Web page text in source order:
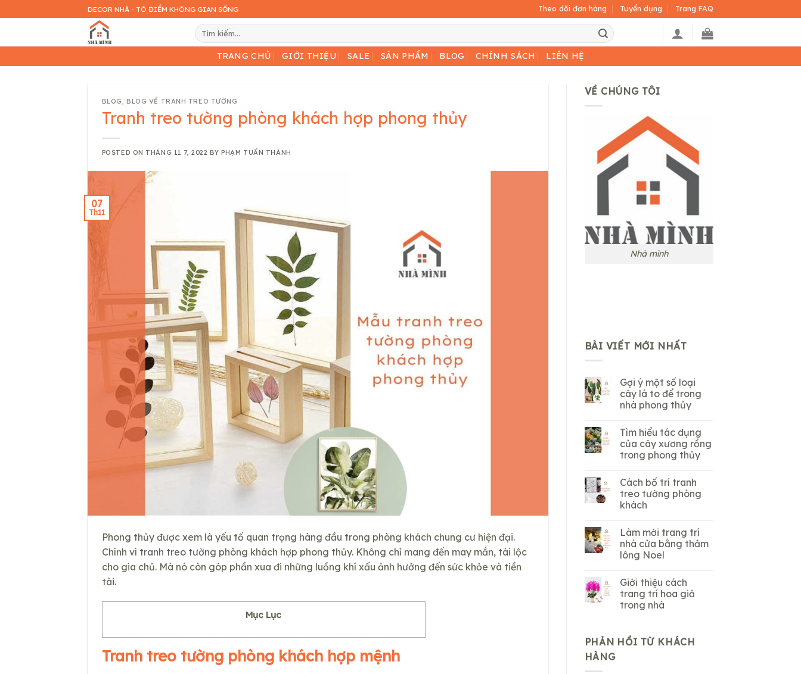
to
DECOR NHÀ - TÔ ĐIỂM KHÔNG GIAN SỐNG Theo dõi đơn hàng Tuyển dụng Trang FAQ
Tìm
kiếm:
TRANG CHỦ GIỚI THIỆU SALE SẢN PHẨM BLOG CHÍNH SÁCH LIÊN HỆ
BLOG BLOG VỀ TRANH TREO TƯỜNG
Tranh treo tường phòng khách hợp phong thủy
POSTED ON THÁNG 11 7, 2022 BYPHẠM TUẤN THÀNH
07
Th11
Phong thủy được xem là yếu tố quan trọng hàng đầu trong phòng khách chung cư hiện đại.
Chính vì tranh treo tường phòng khách hợp phong thủy. Không chỉ mang đến may mắn, tài lộc
cho gia chủ. Mà nó còn góp phần xua đi những luồng khí xấu ảnh hưởng đến sức khỏe và tiền
tài.
Mục Lục
Tranh treo tường phòng khách hợp mệnh
VỀ CHÚNG TÔI
Nhà mình
BÀI VIẾT MỚI NHẤT
Gợi ý một số loại
cây lá to để trong
nhà phong thủy
Tìm hiểu tác dụng
của cây xương rồng
trong phong thủy
Cách bố trí tranh
treo tường phòng
khách
Làm mới trang trí
nhà cửa bằng thảm
lông Noel
Giới thiệu cách
trang trí hoa giả
trong nhà
PHẢN HỒI TỪ KHÁCH
HÀNG